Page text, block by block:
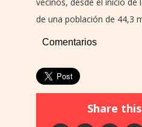
de una población de 44,3
Comentarios
Share